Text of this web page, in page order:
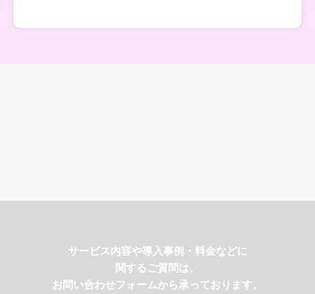
サービス内容や導入事例・料金などに
関するご質問は、
お問い合わせフォームから承っております。